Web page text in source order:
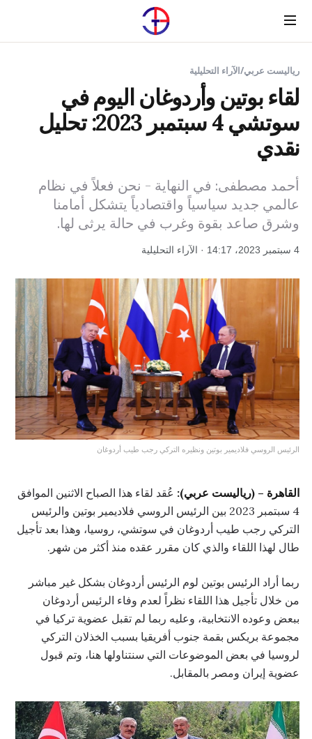
Menu
رياليست عربي/الآراء التحليلية
لقاء بوتين وأردوغان اليوم في
سوتشي 4 سبتمبر 2023: تحليل
نقدي
أحمد مصطفى: في النهاية - نحن فعلاً في نظام
عالمي جديد سياسياً واقتصادياً يتشكل أمامنا
وشرق صاعد بقوة وغرب في حالة يرثى لها.
4 سبتمبر 2023، 14:17 · الآراء التحليلية
الرئيس الروسي فلاديمير بوتين ونظيره التركي رجب طيب أردوغان
القاهرة – (رياليست عربي): عُقد لقاء هذا الصباح الاثنين الموافق
4 سبتمبر 2023 بين الرئيس الروسي فلاديمير بوتين والرئيس
التركي رجب طيب أردوغان في سوتشي، روسيا، وهذا بعد تأجيل
طال لهذا اللقاء والذي كان مقرر عقده منذ أكثر من شهر.
ربما أراد الرئيس بوتين لوم الرئيس أردوغان بشكل غير مباشر
من خلال تأجيل هذا اللقاء نظراً لعدم وفاء الرئيس أردوغان
ببعض وعوده الانتخابية، وعليه ربما لم تقبل عضوية تركيا في
مجموعة بريكس بقمة جنوب أفريقيا بسبب الخذلان التركي
لروسيا في بعض الموضوعات التي سنتناولها هنا، وتم قبول
عضوية إيران ومصر بالمقابل.